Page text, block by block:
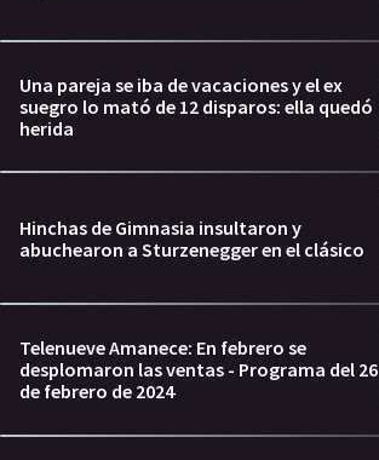
Una pareja se iba de vacaciones y el ex
suegro lo mató de 12 disparos: ella quedó
herida
Hinchas de Gimnasia insultaron y
abuchearon a Sturzenegger en el clásico
Telenueve Amanece: En febrero se
desplomaron las ventas - Programa del 26
de febrero de 2024